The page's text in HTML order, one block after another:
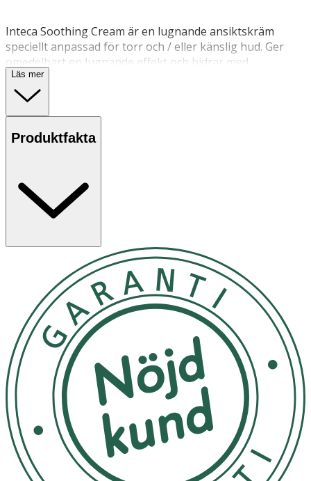
Inteca Soothing Cream är en lugnande ansiktskräm
speciellt anpassad för torr och / eller känslig hud. Ger
omedelbart en lugnande effekt och bidrar med
återfuktande egenskaper. Med en krämig konsistens
som snabbt och smidigt absorberas av huden. Berikad
som effektivt hjälper till att dämpa rodnad samtidigt som
den ger djup återfuktning. Den verkar även närande och
Applicera en lagom mängd i hela ansiktet efter
rengöring, toner och essence / serum. Avsluta genom att
klappa / pressa med handflatorna försiktigt för bästa
Förvara svalt och torrt och ej i direkt solljus.
OK för gravida och ammande:
Ingredienser:
Aqua, Propanediol, Glycerin, Glyceryl Glucoside, 1,2-
Hexanediol, Caprylic/Capric Triglyceride, Hydrogenated
Polydecene, Butylene Glycol, Sorbitol, Cetearyl Olivate,
Sorbitan Olivate, Vinyl Dimethicone, Carbomer, Candida
Bombicola/Glucose/Methyl Rapeseedate Ferment,
Helianthus Annuus Seed Oil, Dipropylene Glycol, Glyceryl
Stearate SE, Hydrogenated Lecithin, Tromethamine,
Niacinamide, Ethylhexylglycerin, Adenosine, Disodium
EDTA, Ethoxydiglycol, Hyaluronic Acid, Hydrolyzed
Läs mer
Produktfakta